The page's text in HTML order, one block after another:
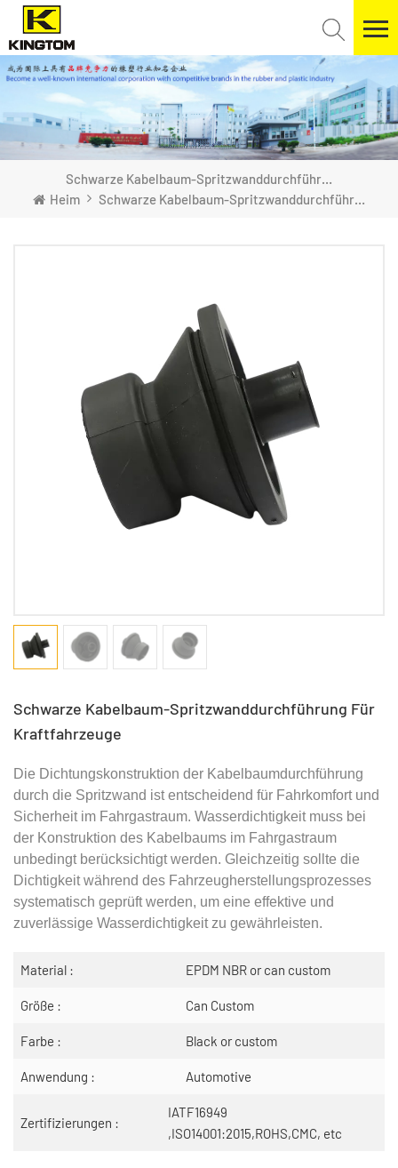
Schwarze Kabelbaum-Spritzwanddurchführung Für Kraftfahrzeuge
Heim
Schwarze Kabelbaum-Spritzwanddurchführung Für Kraftfahrzeuge
Schwarze Kabelbaum-Spritzwanddurchführung Für
Kraftfahrzeuge
Die Dichtungskonstruktion der Kabelbaumdurchführung
durch die Spritzwand ist entscheidend für Fahrkomfort und
Sicherheit im Fahrgastraum. Wasserdichtigkeit muss bei
der Konstruktion des Kabelbaums im Fahrgastraum
unbedingt berücksichtigt werden. Gleichzeitig sollte die
Dichtigkeit während des Fahrzeugherstellungsprozesses
systematisch geprüft werden, um eine effektive und
zuverlässige Wasserdichtigkeit zu gewährleisten.
Material : EPDM NBR or can custom
Größe : Can Custom
Farbe : Black or custom
Anwendung : Automotive
Zertifizierungen :
IATF16949
,ISO14001:2015,ROHS,CMC, etc